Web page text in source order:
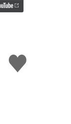
J'aime